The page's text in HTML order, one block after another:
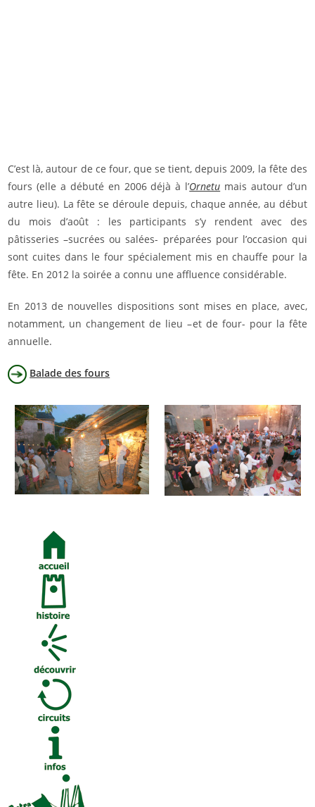
C’est là, autour de ce four, que se tient, depuis 2009, la fête des
fours (elle a débuté en 2006 déjà à l’Ornetu mais autour d’un
autre lieu). La fête se déroule depuis, chaque année, au début
du mois d’août : les participants s’y rendent avec des
pâtisseries –sucrées ou salées- préparées pour l’occasion qui
sont cuites dans le four spécialement mis en chauffe pour la
fête. En 2012 la soirée a connu une affluence considérable.
En 2013 de nouvelles dispositions sont mises en place, avec,
notamment, un changement de lieu –et de four- pour la fête
annuelle.
Balade des fours